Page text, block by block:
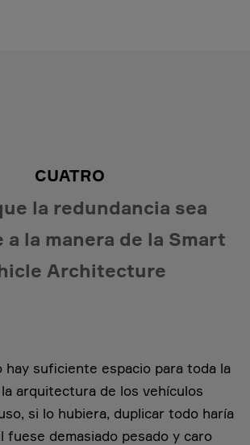
CUATRO
la redundancia sea
a la manera de la Smart
Architecture
hay suficiente espacio para toda la
arquitectura de los vehículos
si lo hubiera, duplicar todo haría
fuese demasiado pesado y caro